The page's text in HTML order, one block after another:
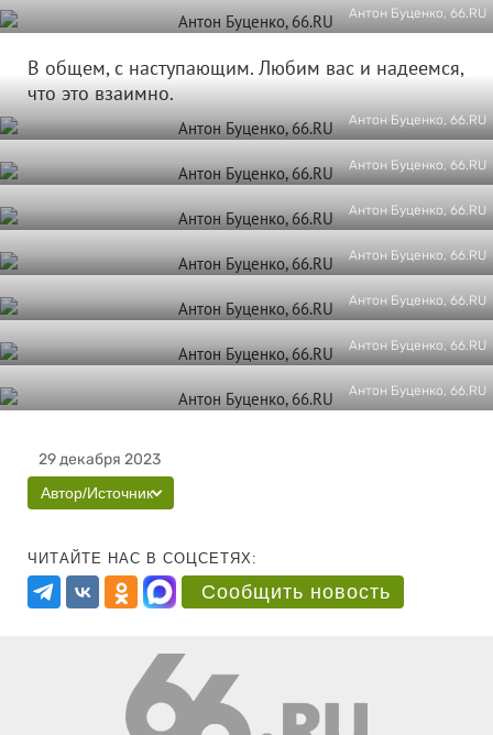
Антон Буценко, 66.RU
В общем, с наступающим. Любим вас и надеемся,
что это взаимно.
Антон Буценко, 66.RU
Антон Буценко, 66.RU
Антон Буценко, 66.RU
Антон Буценко, 66.RU
Антон Буценко, 66.RU
Антон Буценко, 66.RU
Антон Буценко, 66.RU
29 декабря 2023
Автор/Источник
ЧИТАЙТЕ НАС В СОЦСЕТЯХ:
Сообщить новость